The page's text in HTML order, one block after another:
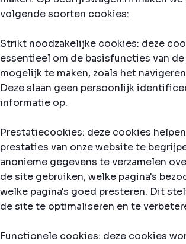
volgende soorten cookies:
Strikt noodzakelijke cookies: deze
essentieel om de basisfuncties van
mogelijk te maken, zoals het
Deze slaan geen persoonlijk
informatie op.
Prestatiecookies: deze cookies
prestaties van onze website te
anonieme gegevens te verzamelen
de site gebruiken, welke pagina's
welke pagina's goed presteren. Dit
de site te optimaliseren en te
Functionele cookies: deze cookies